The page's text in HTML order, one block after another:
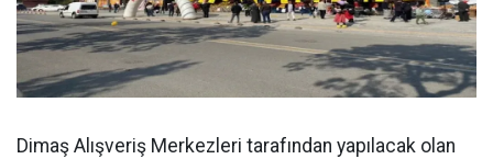
Dimaş Alışveriş Merkezleri tarafından yapılacak olan